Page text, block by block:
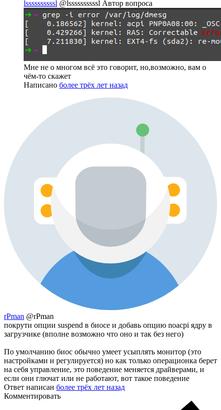
lssssssssssl @lssssssssssl Автор вопроса
Мне не о многом всё это говорит, но,возможно, вам о
чём-то скажет
Написано более трёх лет назад
rPman @rPman
покрути опции suspend в биосе и добавь опцию noacpi ядру в
загрузчике (вполне возможно что оно и так без него)
По умолчанию биос обычно умеет усыплять монитор (это
настройками и регулируется) но как только операционка берет
на себя управление, это поведение меняется драйверами, и
если они глючат или не работают, вот такое поведение
Ответ написан более трёх лет назад
Комментировать